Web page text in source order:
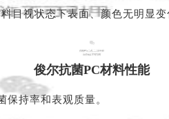
目视状态下表面、颜色无明显
02
俊尔抗菌PC材料性能
持率和表观质量。